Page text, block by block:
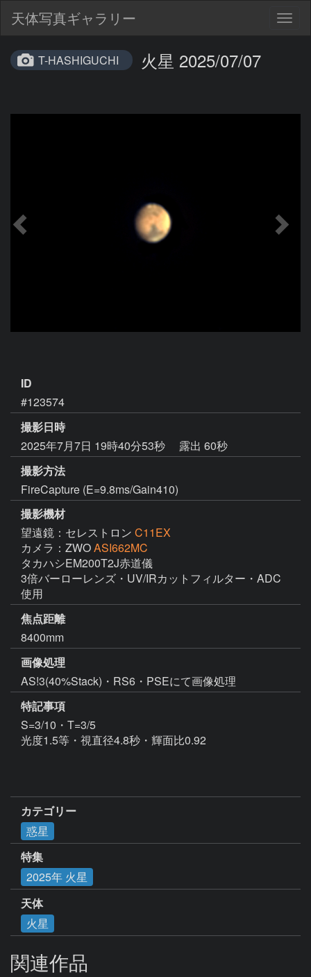
天体写真ギャラリー
T-HASHIGUCHI 火星 2025/07/07
ID
#123574
撮影日時
2025年7月7日 19時40分53秒
露出 60秒
撮影方法
FireCapture (E=9.8ms/Gain410)
撮影機材
望遠鏡：セレストロン C11EX
カメラ：ZWOASI662MC
タカハシEM200T2J赤道儀
3倍バーローレンズ・UV/IRカットフィルター・ADC
使用
焦点距離
8400mm
画像処理
特記事項
S=3/10・T=3/5
光度1.5等・視直径4.8秒・輝面比0.92
カテゴリー
惑星
特集
2025年 火星
天体
火星
関連作品